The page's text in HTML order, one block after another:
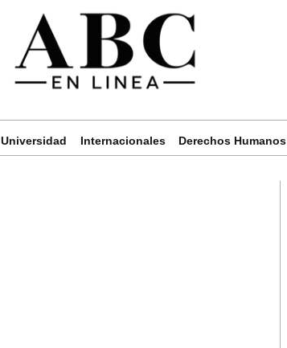
Universidad Internacionales Derechos Humanos